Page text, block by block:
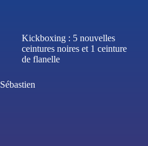
Kickboxing : 5 nouvelles
ceintures noires et 1 ceinture
de flanelle
Sébastien